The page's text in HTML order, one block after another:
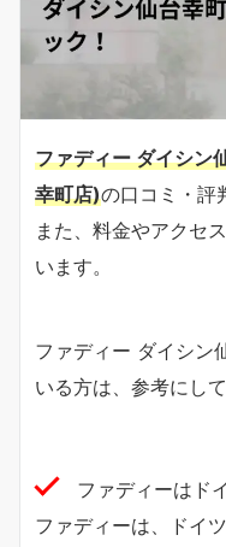
ファディー ダイシン
幸町店)の口コミ・評
また、料金やアクセ
います。
ファディー ダイシン
いる方は、参考にし
ファディーはド
ファディーは、ドイ